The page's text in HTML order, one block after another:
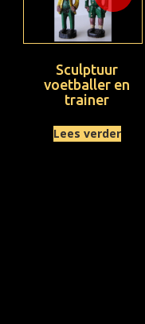
Sculptuur
voetballer en
trainer
Lees verder